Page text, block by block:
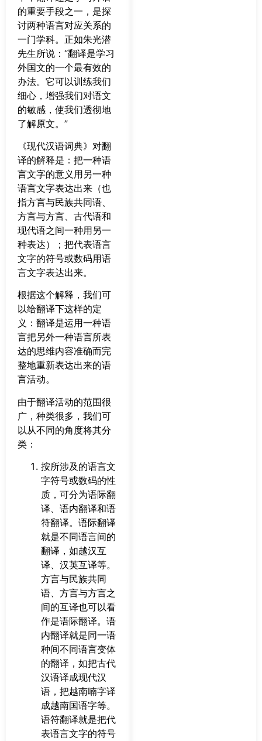
的重要手段之一，是探
讨两种语言对应关系的
一门学科。正如朱光潜
先生所说：“翻译是学习
外国文的一个最有效的
办法。它可以训练我们
细心，增强我们对语文
的敏感，使我们透彻地
了解原文。”
《现代汉语词典》对翻
译的解释是：把一种语
言文字的意义用另一种
语言文字表达出来（也
指方言与民族共同语、
方言与方言、古代语和
现代语之间一种用另一
种表达）；把代表语言
文字的符号或数码用语
言文字表达出来。
根据这个解释，我们可
以给翻译下这样的定
义：翻译是运用一种语
言把另外一种语言所表
达的思维内容准确而完
整地重新表达出来的语
言活动。
由于翻译活动的范围很
广，种类很多，我们可
以从不同的角度将其分
类：
按所涉及的语言文
字符号或数码的性
质，可分为语际翻
译、语内翻译和语
符翻译。语际翻译
就是不同语言间的
翻译，如越汉互
译、汉英互译等。
方言与民族共同
语、方言与方言之
间的互译也可以看
作是语际翻译。语
内翻译就是同一语
种间不同语言变体
的翻译，如把古代
汉语译成现代汉
语，把越南喃字译
成越南国语字等。
语符翻译就是把代
表语言文字的符号